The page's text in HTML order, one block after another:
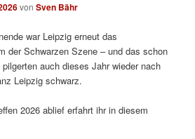
vonSven Bähr
war Leipzig erneut das
der Schwarzen Szene – und das schon
auch dieses Jahr wieder nach
Leipzig schwarz.
2026 ablief erfahrt ihr in diesem